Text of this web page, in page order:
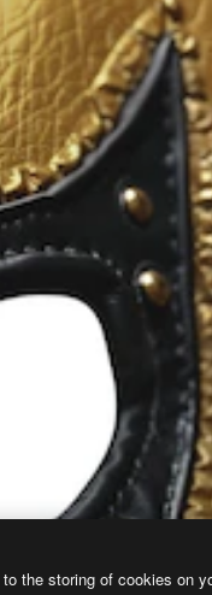
the storing of cookies on